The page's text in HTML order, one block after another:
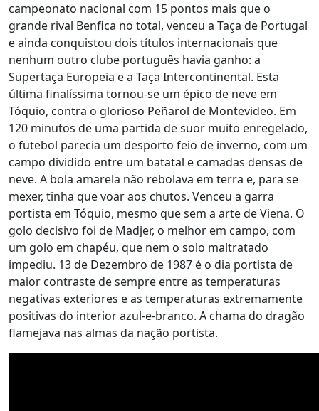
campeonato nacional com 15 pontos mais que o
grande rival Benfica no total, venceu a Taça de Portugal
e ainda conquistou dois títulos internacionais que
nenhum outro clube português havia ganho: a
Supertaça Europeia e a Taça Intercontinental. Esta
última finalíssima tornou-se um épico de neve em
Tóquio, contra o glorioso Peñarol de Montevideo. Em
120 minutos de uma partida de suor muito enregelado,
o futebol parecia um desporto feio de inverno, com um
campo dividido entre um batatal e camadas densas de
neve. A bola amarela não rebolava em terra e, para se
mexer, tinha que voar aos chutos. Venceu a garra
portista em Tóquio, mesmo que sem a arte de Viena. O
golo decisivo foi de Madjer, o melhor em campo, com
um golo em chapéu, que nem o solo maltratado
impediu. 13 de Dezembro de 1987 é o dia portista de
maior contraste de sempre entre as temperaturas
negativas exteriores e as temperaturas extremamente
positivas do interior azul-e-branco. A chama do dragão
flamejava nas almas da nação portista.